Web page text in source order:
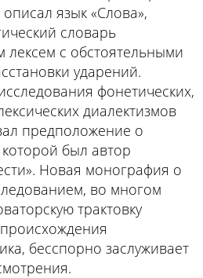
язык «Слова»,
словарь
лексем с обстоятельными
ударений.
фонетических,
диалектизмов
предположение о
был автор
Новая монография о
во многом
трактовку
бесспорно заслуживает